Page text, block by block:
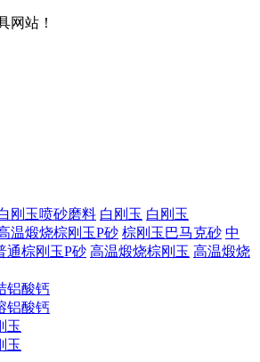
网站！
刚玉喷砂磨料 白刚玉 白刚玉
温煅烧棕刚玉P砂 棕刚玉巴马克砂 中
通棕刚玉P砂 高温煅烧棕刚玉 高温煅烧
铝酸钙
铝酸钙
玉
玉